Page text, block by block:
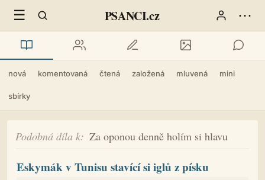
☰ PSANCI.cz ⋯
nová komentovaná čtená založená mluvená mini
sbírky
Podobná díla k Za oponou denně holím si hlavu
Eskymák v Tunisu stavící si iglů z písku